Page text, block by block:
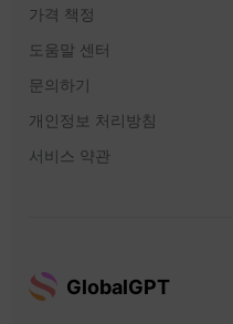
가격 책정
도움말 센터
문의하기
개인정보 처리방침
서비스 약관
GlobalGPT